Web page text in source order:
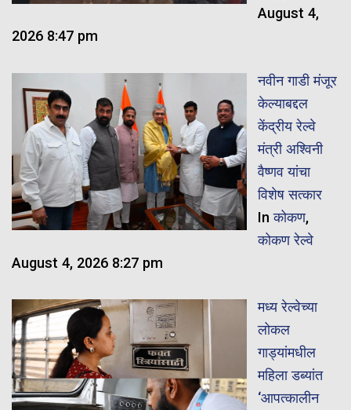
August 4,
2026 8:47 pm
नवीन गाडी मंजूर
केल्याबद्दल
केंद्रीय रेल्वे
मंत्री अश्विनी
वैष्णव यांचा
विशेष सत्कार
Inकोकण,
कोकण रेल्वे
August 4, 2026 8:27 pm
मध्य रेल्वेच्या
लोकल
गाड्यांमधील
महिला डब्यांत
‘आपत्कालीन